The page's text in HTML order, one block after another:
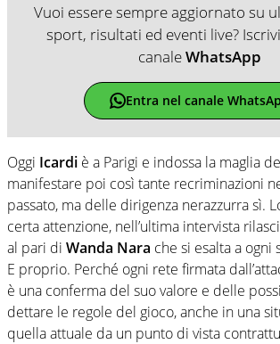
Vuoi essere sempre aggiornato su
sport, risultati ed eventi live?
canaleWhatsApp
Entra nel canale
Oggi Icardi è a Parigi e indossa la maglia
manifestare poi così tante recriminazioni
passato, ma delle dirigenza nerazzurra sì.
certa attenzione, nell’ultima intervista
al pari di Wanda Nara che si esalta a ogni
E proprio. Perché ogni rete firmata
è una conferma del suo valore e delle
dettare le regole del gioco, anche in una
quella attuale da un punto di vista